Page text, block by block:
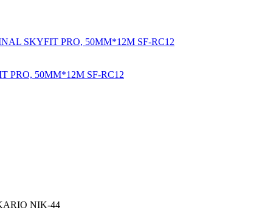
PRO, 50MM*12M SF-RС12
NIK-44